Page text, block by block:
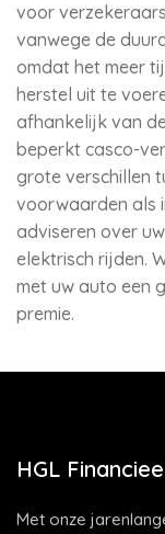
voor
vanwege de
omdat het meer
herstel uit te
afhankelijk van
beperkt casco-
grote verschillen
voorwaarden als
adviseren over
elektrisch rijden.
met uw auto een
premie.
HGL
Met onze